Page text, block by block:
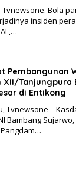
Tvnewsone. Bola
insiden
Pembangunan
XII/Tanjungpura
di Entikong
Tvnewsone –
Bambang Sujarwo,